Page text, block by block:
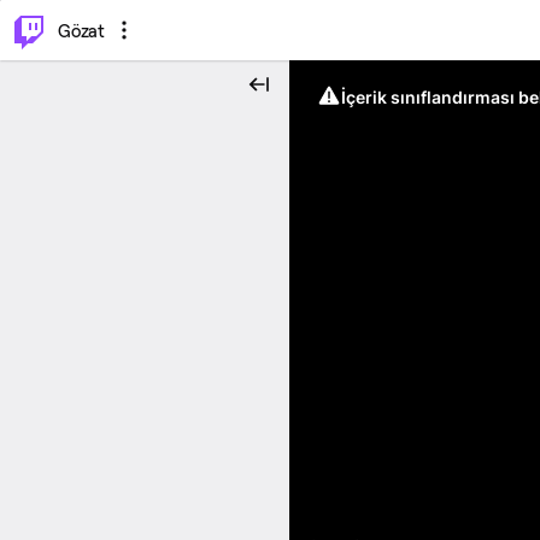
Gözat
İçerik sınıflandırması